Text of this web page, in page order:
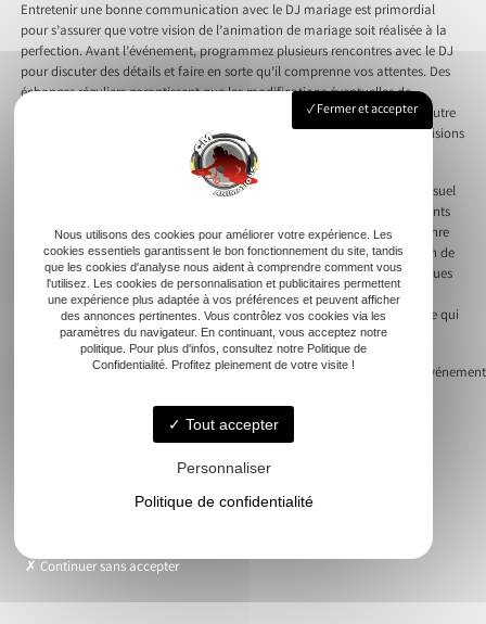
Entretenir une bonne communication avec le DJ mariage est primordial
pour s’assurer que votre vision de l’animation de mariage soit réalisée à la
perfection. Avant l’événement, programmez plusieurs rencontres avec le DJ
pour discuter des détails et faire en sorte qu’il comprenne vos attentes. Des
échanges réguliers garantissent que les modifications éventuelles de
programme soient bien intégrées par le DJ. Utilisez le livre d’or ou tout autre
support pour formaliser vos échanges et gardez une trace écrite des décisions
importantes afin d’éviter toute confusion le jour de l’événement.
Pour une soirée inoubliable, conseillez au DJ de maintenir un contact visuel
avec vous ou un proche désigné pour réguler en temps réel les ajustements
nécessaires, qu’il s’agisse de réduire le volume sonore, de changer de genre
musical ou même de prolonger certains moments musicaux en fonction de
l’ambiance. Cela permet une agilité et une réponse rapide aux dynamiques
de la soirée. Enfin, si des demandes spéciales sont faites par les invités,
assurez-vous que cela soit discuté au préalable pour éviter toute surprise qui
pourrait déplaire aux mariés.
Navigation
Comment organiser une animation musicale réussie pour votre événement
Accueil
Nos soirées
Demande de devis
Contact
Fermer et accepter
Nous utilisons des cookies pour améliorer votre expérience. Les
cookies essentiels garantissent le bon fonctionnement du site, tandis
que les cookies d'analyse nous aident à comprendre comment vous
l'utilisez. Les cookies de personnalisation et publicitaires permettent
une expérience plus adaptée à vos préférences et peuvent afficher
des annonces pertinentes. Vous contrôlez vos cookies via les
paramètres du navigateur. En continuant, vous acceptez notre
politique. Pour plus d'infos, consultez notre Politique de
Confidentialité. Profitez pleinement de votre visite !
Tout accepter
Personnaliser
Politique de confidentialité
Continuer sans accepter